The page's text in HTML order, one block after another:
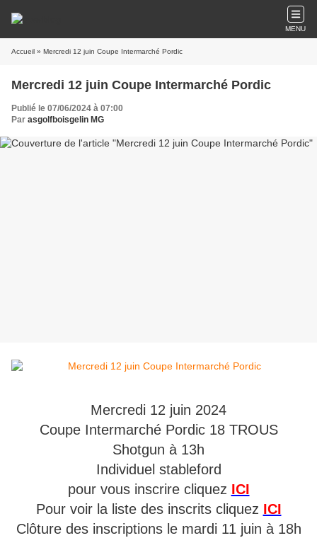
MENU
Accueil » Mercredi 12 juin Coupe Intermarché Pordic
Mercredi 12 juin Coupe Intermarché Pordic
Publié le 07/06/2024 à 07:00
Par asgolfboisgelin MG
Mercredi 12 juin 2024
Coupe Intermarché Pordic 18 TROUS
Shotgun à 13h
Individuel stableford
pour vous inscrire cliquez ICI
Pour voir la liste des inscrits cliquez ICI
Clôture des inscriptions le mardi 11 juin à 18h